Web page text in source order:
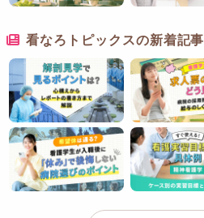
看なろトピックスの新着記事